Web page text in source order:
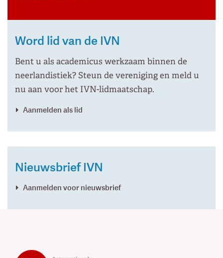
Word lid van de IVN
Bent u als academicus werkzaam binnen de
neerlandistiek? Steun de vereniging en meld u
nu aan voor het IVN-lidmaatschap.
Aanmelden als lid
Nieuwsbrief IVN
Aanmelden voor nieuwsbrief